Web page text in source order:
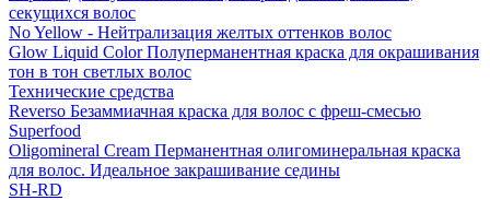
секущихся волос
No Yellow - Нейтрализация желтых оттенков волос
Glow Liquid Color Полуперманентная краска для окрашивания
тон в тон светлых волос
Технические средства
Reverso Безаммиачная краска для волос с фреш-смесью
Superfood
Oligomineral Cream Перманентная олигоминеральная краска
для волос. Идеальное закрашивание седины
SH-RD